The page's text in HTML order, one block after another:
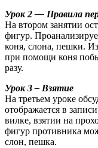
Урок 2 — Правила
На втором занятии
фигур.
коня, слона, пешки.
при помощи коня
разу.
Урок 3 – Взятие
На третьем уроке
отображается в
вилке, взятии на
фигур противника
слон, пешка.